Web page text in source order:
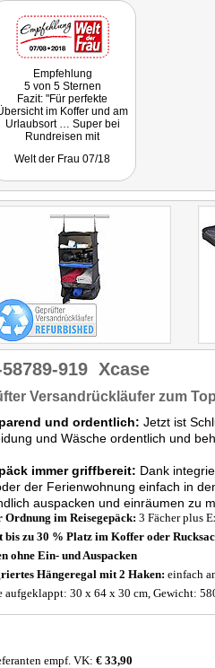
Empfehlung
5 von 5 Sternen
Fazit: "Für perfekte
im Koffer und am
Urlaubsort … Super bei
Rundreisen mit
Welt der Frau 07/18
919 Xcase
Versandrückläufer zum
und ordentlich: Jetzt ist
und Wäsche ordentlich und
immer griffbereit: Dank
der Ferienwohnung einfach in
auspacken und einräumen zu
Ordnung im Reisegepäck: 3 Fächer plus
bis zu 30 % Platz im Koffer oder
ohne Ein- und Auspacken
Hängeregal mit 2 Haken: einfach
aufgeklappt: 30 x 64 x 30 cm, Gewicht:
empf. VK: € 33,90